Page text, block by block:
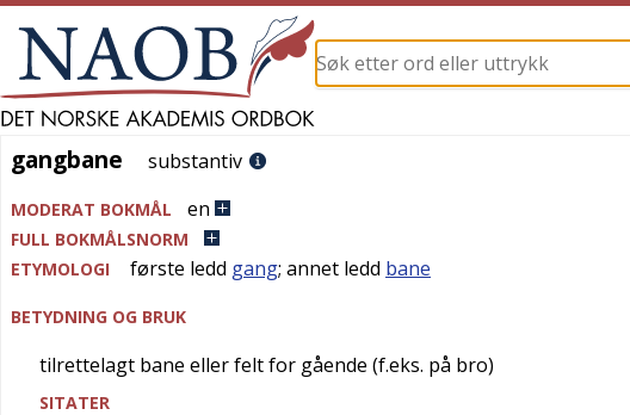
gangbane
gangbane substantiv
MODERAT BOKMÅL en
FULL BOKMÅLSNORM
ETYMOLOGI
første ledd gang; annet ledd bane
BETYDNING OG BRUK
tilrettelagt bane eller felt for gående (f.eks. på bro)
SITATER